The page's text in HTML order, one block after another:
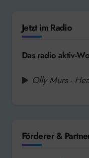
Jetzt im Radio
Das radio aktiv-
Olly Murs -
Förderer &